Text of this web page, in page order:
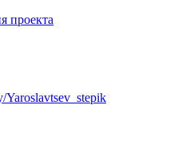
проекта
Yaroslavtsev_stepik